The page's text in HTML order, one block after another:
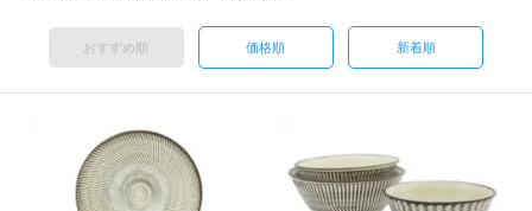
おすすめ順 価格順 新着順